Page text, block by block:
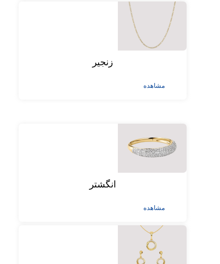
زنجیر
مشاهده
انگشتر
مشاهده